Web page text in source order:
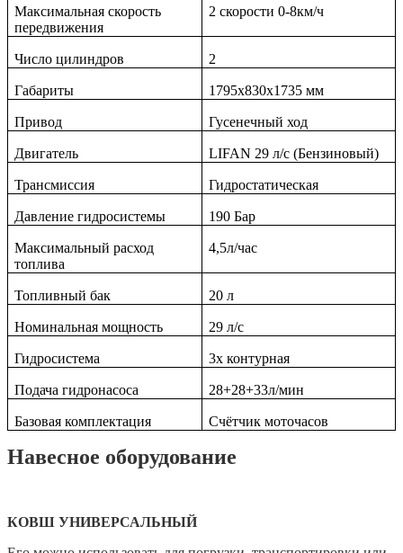
Максимальная скорость
передвижения
2 скорости 0-8км/ч
Число цилиндров 2
Габариты 1795x830x1735 мм
Привод Гусенечный ход
Двигатель LIFAN 29 л/с (Бензиновый)
Трансмиссия Гидростатическая
Давление гидросистемы 190 Бар
Максимальный расход
топлива
4,5л/чаc
Топливный бак 20 л
Номинальная мощность 29 л/с
Гидросистема 3х контурная
Подача гидронасоса 28+28+33л/мин
Базовая комплектация Счётчик моточасов
Навесное оборудование
КОВШ УНИВЕРСАЛЬНЫЙ